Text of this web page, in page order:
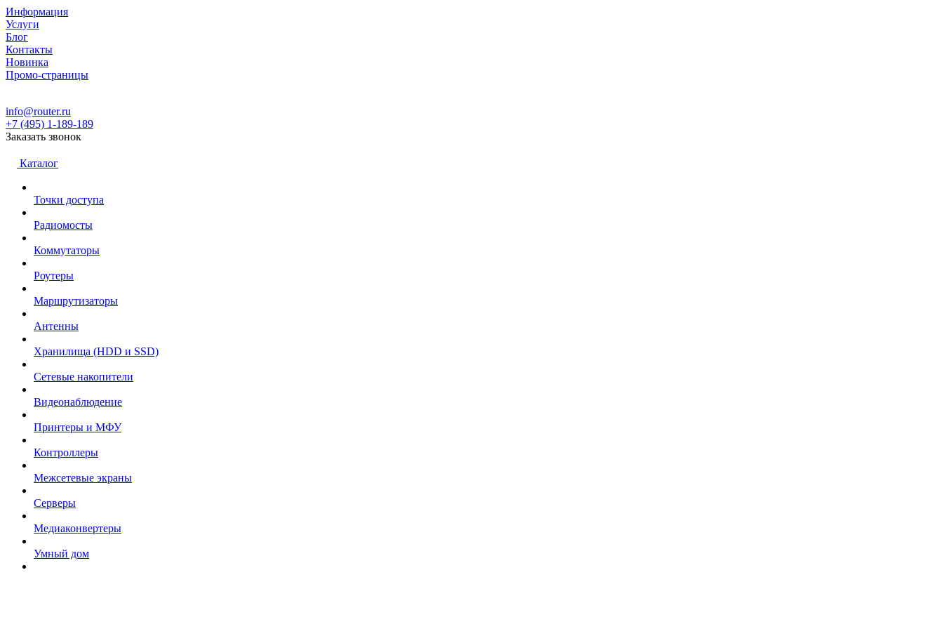
Информация
Услуги
Блог
Контакты
Новинка
Промо-страницы
info@router.ru
+7 (495) 1-189-189
Заказать звонок
Каталог
Точки доступа
Радиомосты
Коммутаторы
Роутеры
Маршрутизаторы
Антенны
Хранилища (HDD и SSD)
Сетевые накопители
Видеонаблюдение
Принтеры и МФУ
Контроллеры
Межсетевые экраны
Серверы
Медиаконвертеры
Умный дом